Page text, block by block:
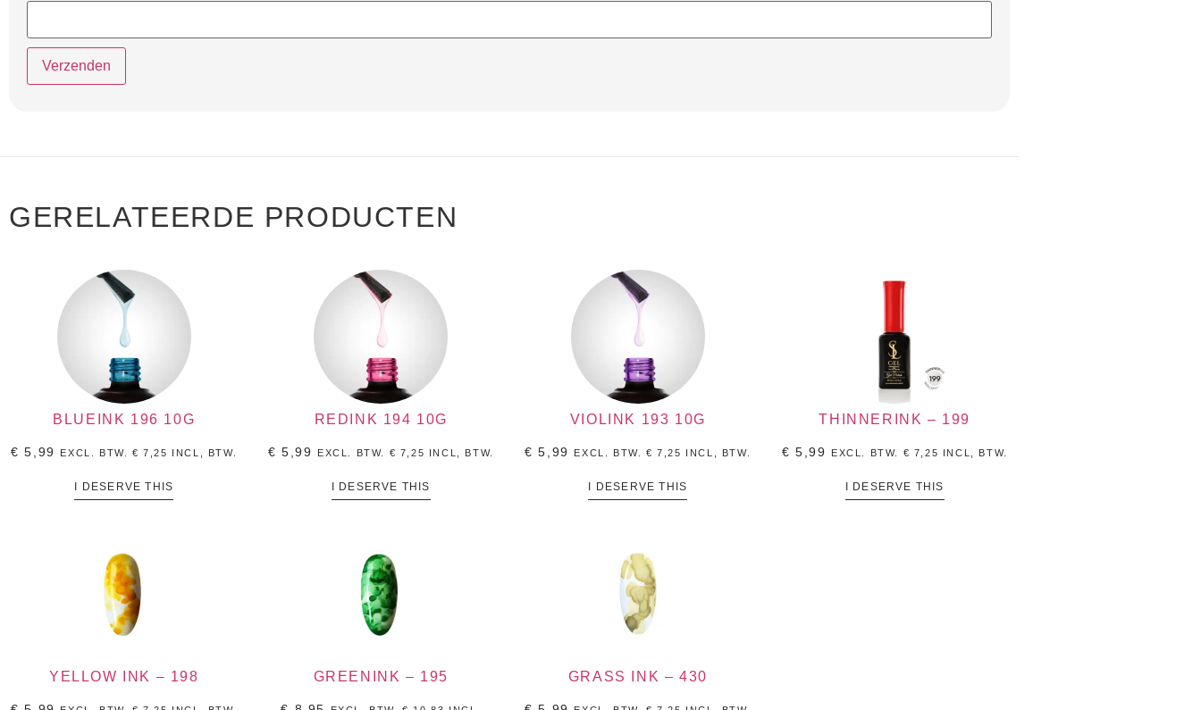
GERELATEERDE PRODUCTEN
BLUEINK 196 10G
€ 5,99 EXCL. BTW.€ 7,25 INCL, BTW.
I DESERVE THIS
REDINK 194 10G
€ 5,99 EXCL. BTW. € 7,25 INCL, BTW.
I DESERVE THIS
VIOLINK 193 10G
€ 5,99 EXCL. BTW.€ 7,25 INCL, BTW.
I DESERVE THIS
THINNERINK – 199
€ 5,99 EXCL. BTW. € 7,25 INCL, BTW.
I DESERVE THIS
YELLOW INK – 198 GREENINK – 195 GRASS INK – 430